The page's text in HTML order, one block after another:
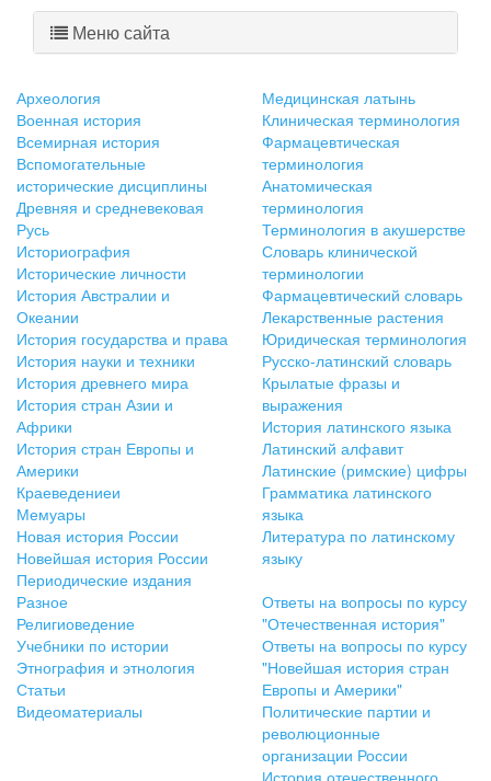
Меню сайта
Археология
Военная история
Всемирная история
Вспомогательные
исторические дисциплины
Древняя и средневековая
Русь
Историография
Исторические личности
История Австралии и
Океании
История государства и права
История науки и техники
История древнего мира
История стран Азии и
Африки
История стран Европы и
Америки
Краеведениеи
Мемуары
Новая история России
Новейшая история России
Периодические издания
Разное
Религиоведение
Учебники по истории
Этнография и этнология
Статьи
Видеоматериалы
Медицинская латынь
Клиническая терминология
Фармацевтическая
терминология
Анатомическая
терминология
Терминология в акушерстве
Словарь клинической
терминологии
Фармацевтический словарь
Лекарственные растения
Юридическая терминология
Русско-латинский словарь
Крылатые фразы и
выражения
История латинского языка
Латинский алфавит
Латинские (римские) цифры
Грамматика латинского
языка
Литература по латинскому
языку
Ответы на вопросы по курсу
"Отечественная история"
Ответы на вопросы по курсу
"Новейшая история стран
Европы и Америки"
Политические партии и
революционные
организации России